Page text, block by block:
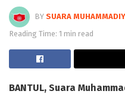
BY SUARA
Reading Time: 1 min read
BANTUL, Suara